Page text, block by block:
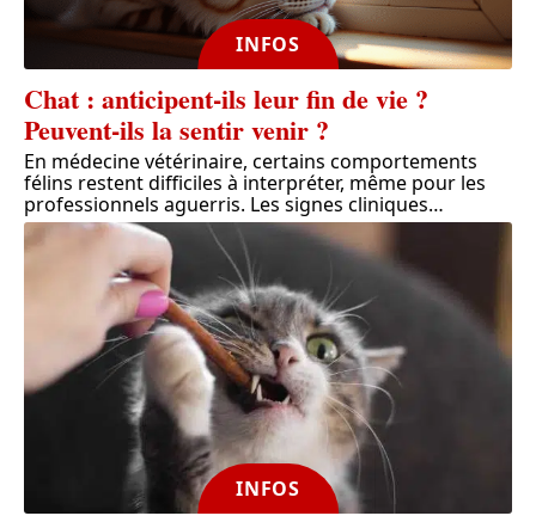
INFOS
Chat : anticipent-ils leur fin de vie ?
Peuvent-ils la sentir venir ?
En médecine vétérinaire, certains comportements
félins restent difficiles à interpréter, même pour les
professionnels aguerris. Les signes cliniques…
INFOS